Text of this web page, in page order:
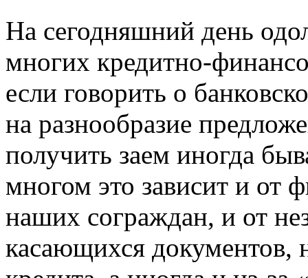
На сегодняшний день
многих кредитно-
если говорить о
на разнообразие
получить заем иногда
многом это зависит и от
наших сограждан, и от
касающихся